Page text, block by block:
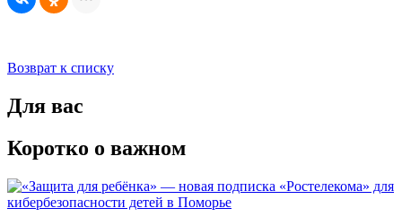
Возврат к списку
Для вас
Коротко о важном